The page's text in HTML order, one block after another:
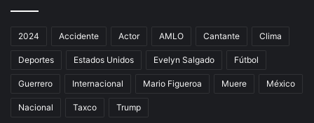
2024 Accidente Actor AMLO Cantante Clima
Deportes Estados Unidos Evelyn Salgado Fútbol
Guerrero Internacional Mario Figueroa Muere México
Nacional Taxco Trump